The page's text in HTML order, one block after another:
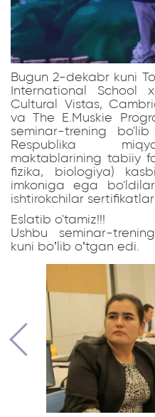
Bugun 2-dekabr kuni
International School
Cultural Vistas,
va The E.Muskie
seminar-trening
Respublika
maktablarining tabiiy
fizika, biologiya)
imkoniga ega
ishtirokchilar
Eslatib o'tamiz!!!
Ushbu seminar-
kuni bo’lib o’tgan edi.